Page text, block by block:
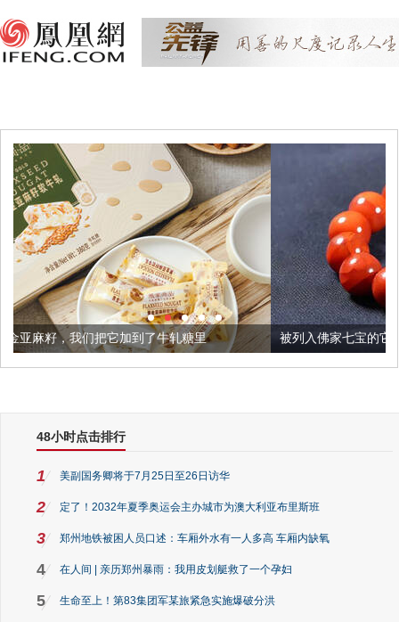
到了牛轧糖里 被列入佛家七宝的它到底有多美？
48小时点击排行
1 美副国务卿将于7月25日至26日访华
2 定了！2032年夏季奥运会主办城市为澳大利亚布里斯班
3 郑州地铁被困人员口述：车厢外水有一人多高 车厢内缺氧
4 在人间 | 亲历郑州暴雨：我用皮划艇救了一个孕妇
5 生命至上！第83集团军某旅紧急实施爆破分洪